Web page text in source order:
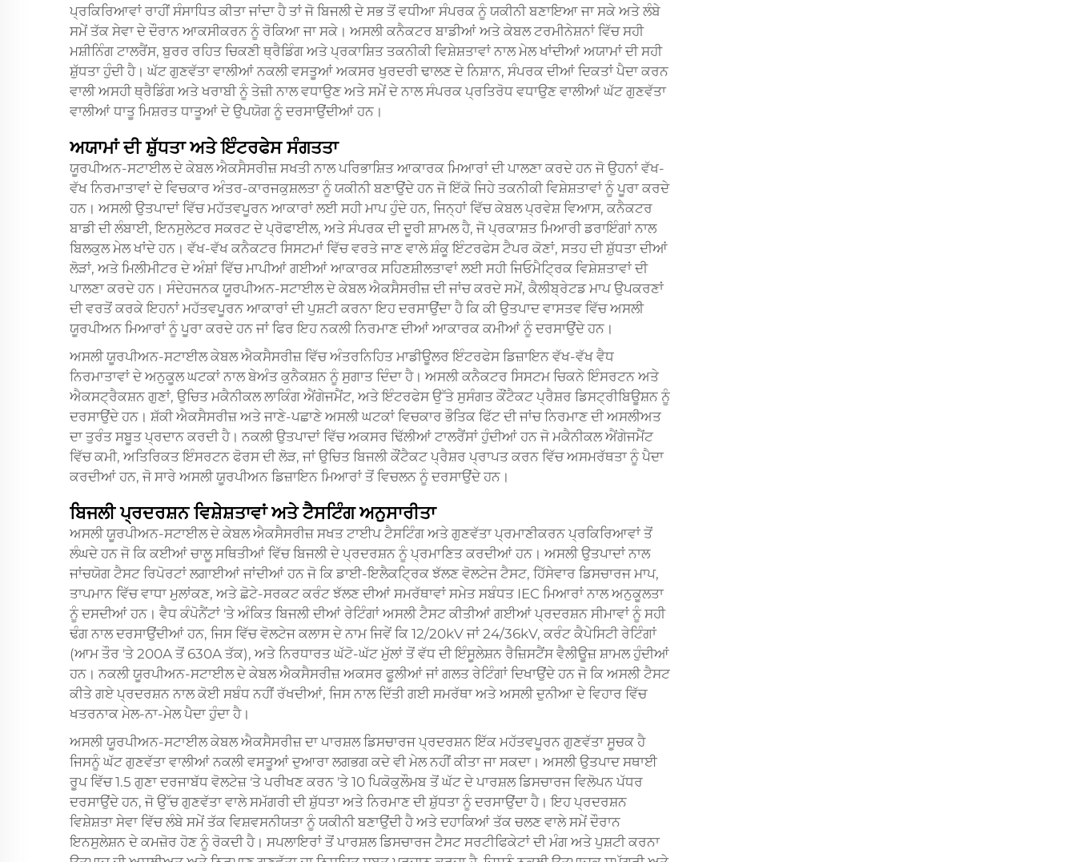
ਪ੍ਰਕਿਰਿਆਵਾਂ ਰਾਹੀਂ ਸੰਸਾਧਿਤ ਕੀਤਾ ਜਾਂਦਾ ਹੈ ਤਾਂ ਜੋ ਬਿਜਲੀ ਦੇ ਸਭ ਤੋਂ ਵਧੀਆ ਸੰਪਰਕ ਨੂੰ ਯਕੀਨੀ ਬਣਾਇਆ ਜਾ ਸਕੇ ਅਤੇ ਲੰਬੇ
ਸਮੇਂ ਤੱਕ ਸੇਵਾ ਦੇ ਦੌਰਾਨ ਆਕਸੀਕਰਨ ਨੂੰ ਰੋਕਿਆ ਜਾ ਸਕੇ। ਅਸਲੀ ਕਨੈਕਟਰ ਬਾਡੀਆਂ ਅਤੇ ਕੇਬਲ ਟਰਮੀਨੇਸ਼ਨਾਂ ਵਿੱਚ ਸਹੀ
ਮਸ਼ੀਨਿੰਗ ਟਾਲਰੈਂਸ, ਬੁਰਰ ਰਹਿਤ ਚਿਕਣੀ ਥ੍ਰੈਡਿੰਗ ਅਤੇ ਪ੍ਰਕਾਸ਼ਿਤ ਤਕਨੀਕੀ ਵਿਸ਼ੇਸ਼ਤਾਵਾਂ ਨਾਲ ਮੇਲ ਖਾਂਦੀਆਂ ਅਯਾਮਾਂ ਦੀ ਸਹੀ
ਸ਼ੁੱਧਤਾ ਹੁੰਦੀ ਹੈ। ਘੱਟ ਗੁਣਵੱਤਾ ਵਾਲੀਆਂ ਨਕਲੀ ਵਸਤੂਆਂ ਅਕਸਰ ਖੁਰਦਰੀ ਢਾਲਣ ਦੇ ਨਿਸ਼ਾਨ, ਸੰਪਰਕ ਦੀਆਂ ਦਿਕਤਾਂ ਪੈਦਾ ਕਰਨ
ਵਾਲੀ ਅਸਹੀ ਥ੍ਰੈਡਿੰਗ ਅਤੇ ਖਰਾਬੀ ਨੂੰ ਤੇਜ਼ੀ ਨਾਲ ਵਧਾਉਣ ਅਤੇ ਸਮੇਂ ਦੇ ਨਾਲ ਸੰਪਰਕ ਪ੍ਰਤਿਰੋਧ ਵਧਾਉਣ ਵਾਲੀਆਂ ਘੱਟ ਗੁਣਵੱਤਾ
ਵਾਲੀਆਂ ਧਾਤੂ ਮਿਸ਼ਰਤ ਧਾਤੂਆਂ ਦੇ ਉਪਯੋਗ ਨੂੰ ਦਰਸਾਉਂਦੀਆਂ ਹਨ।
ਅਯਾਮਾਂ ਦੀ ਸ਼ੁੱਧਤਾ ਅਤੇ ਇੰਟਰਫੇਸ ਸੰਗਤਤਾ
ਯੂਰਪੀਅਨ-ਸਟਾਈਲ ਦੇ ਕੇਬਲ ਐਕਸੈਸਰੀਜ਼ ਸਖਤੀ ਨਾਲ ਪਰਿਭਾਸ਼ਿਤ ਆਕਾਰਕ ਮਿਆਰਾਂ ਦੀ ਪਾਲਣਾ ਕਰਦੇ ਹਨ ਜੋ ਉਹਨਾਂ ਵੱਖ-
ਵੱਖ ਨਿਰਮਾਤਾਵਾਂ ਦੇ ਵਿਚਕਾਰ ਅੰਤਰ-ਕਾਰਜਕੁਸ਼ਲਤਾ ਨੂੰ ਯਕੀਨੀ ਬਣਾਉਂਦੇ ਹਨ ਜੋ ਇੱਕੋ ਜਿਹੇ ਤਕਨੀਕੀ ਵਿਸ਼ੇਸ਼ਤਾਵਾਂ ਨੂੰ ਪੂਰਾ ਕਰਦੇ
ਹਨ। ਅਸਲੀ ਉਤਪਾਦਾਂ ਵਿੱਚ ਮਹੱਤਵਪੂਰਨ ਆਕਾਰਾਂ ਲਈ ਸਹੀ ਮਾਪ ਹੁੰਦੇ ਹਨ, ਜਿਨ੍ਹਾਂ ਵਿੱਚ ਕੇਬਲ ਪ੍ਰਵੇਸ਼ ਵਿਆਸ, ਕਨੈਕਟਰ
ਬਾਡੀ ਦੀ ਲੰਬਾਈ, ਇਨਸੁਲੇਟਰ ਸਕਰਟ ਦੇ ਪ੍ਰੋਫਾਈਲ, ਅਤੇ ਸੰਪਰਕ ਦੀ ਦੂਰੀ ਸ਼ਾਮਲ ਹੈ, ਜੋ ਪ੍ਰਕਾਸ਼ਤ ਮਿਆਰੀ ਡਰਾਇੰਗਾਂ ਨਾਲ
ਬਿਲਕੁਲ ਮੇਲ ਖਾਂਦੇ ਹਨ। ਵੱਖ-ਵੱਖ ਕਨੈਕਟਰ ਸਿਸਟਮਾਂ ਵਿੱਚ ਵਰਤੇ ਜਾਣ ਵਾਲੇ ਸ਼ੰਕੂ ਇੰਟਰਫੇਸ ਟੈਪਰ ਕੋਣਾਂ, ਸਤਹ ਦੀ ਸ਼ੁੱਧਤਾ ਦੀਆਂ
ਲੋੜਾਂ, ਅਤੇ ਮਿਲੀਮੀਟਰ ਦੇ ਅੰਸ਼ਾਂ ਵਿੱਚ ਮਾਪੀਆਂ ਗਈਆਂ ਆਕਾਰਕ ਸਹਿਣਸ਼ੀਲਤਾਵਾਂ ਲਈ ਸਹੀ ਜਿਓਮੈਟ੍ਰਿਕ ਵਿਸ਼ੇਸ਼ਤਾਵਾਂ ਦੀ
ਪਾਲਣਾ ਕਰਦੇ ਹਨ। ਸੰਦੇਹਜਨਕ ਯੂਰਪੀਅਨ-ਸਟਾਈਲ ਦੇ ਕੇਬਲ ਐਕਸੈਸਰੀਜ਼ ਦੀ ਜਾਂਚ ਕਰਦੇ ਸਮੇਂ, ਕੈਲੀਬ੍ਰੇਟਡ ਮਾਪ ਉਪਕਰਣਾਂ
ਦੀ ਵਰਤੋਂ ਕਰਕੇ ਇਹਨਾਂ ਮਹੱਤਵਪੂਰਨ ਆਕਾਰਾਂ ਦੀ ਪੁਸ਼ਟੀ ਕਰਨਾ ਇਹ ਦਰਸਾਉਂਦਾ ਹੈ ਕਿ ਕੀ ਉਤਪਾਦ ਵਾਸਤਵ ਵਿੱਚ ਅਸਲੀ
ਯੂਰਪੀਅਨ ਮਿਆਰਾਂ ਨੂੰ ਪੂਰਾ ਕਰਦੇ ਹਨ ਜਾਂ ਫਿਰ ਇਹ ਨਕਲੀ ਨਿਰਮਾਣ ਦੀਆਂ ਆਕਾਰਕ ਕਮੀਆਂ ਨੂੰ ਦਰਸਾਉਂਦੇ ਹਨ।
ਅਸਲੀ ਯੂਰਪੀਅਨ-ਸਟਾਈਲ ਕੇਬਲ ਐਕਸੈਸਰੀਜ਼ ਵਿੱਚ ਅੰਤਰਨਿਹਿਤ ਮਾਡੀਊਲਰ ਇੰਟਰਫੇਸ ਡਿਜ਼ਾਇਨ ਵੱਖ-ਵੱਖ ਵੈਧ
ਨਿਰਮਾਤਾਵਾਂ ਦੇ ਅਨੁਕੂਲ ਘਟਕਾਂ ਨਾਲ ਬੇਅੰਤ ਕੁਨੈਕਸ਼ਨ ਨੂੰ ਸੁਗਾਤ ਦਿੰਦਾ ਹੈ। ਅਸਲੀ ਕਨੈਕਟਰ ਸਿਸਟਮ ਚਿਕਨੇ ਇੰਸਰਟਨ ਅਤੇ
ਐਕਸਟ੍ਰੈਕਸ਼ਨ ਗੁਣਾਂ, ਉਚਿਤ ਮਕੈਨੀਕਲ ਲਾਕਿੰਗ ਐਂਗੇਜਮੈਂਟ, ਅਤੇ ਇੰਟਰਫੇਸ ਉੱਤੇ ਸੁਸੰਗਤ ਕੌਂਟੈਕਟ ਪ੍ਰੈਸ਼ਰ ਡਿਸਟ੍ਰੀਬਿਊਸ਼ਨ ਨੂੰ
ਦਰਸਾਉਂਦੇ ਹਨ। ਸ਼ੱਕੀ ਐਕਸੈਸਰੀਜ਼ ਅਤੇ ਜਾਣੇ-ਪਛਾਣੇ ਅਸਲੀ ਘਟਕਾਂ ਵਿਚਕਾਰ ਭੌਤਿਕ ਫਿੱਟ ਦੀ ਜਾਂਚ ਨਿਰਮਾਣ ਦੀ ਅਸਲੀਅਤ
ਦਾ ਤੁਰੰਤ ਸਬੂਤ ਪ੍ਰਦਾਨ ਕਰਦੀ ਹੈ। ਨਕਲੀ ਉਤਪਾਦਾਂ ਵਿੱਚ ਅਕਸਰ ਢਿੱਲੀਆਂ ਟਾਲਰੈਂਸਾਂ ਹੁੰਦੀਆਂ ਹਨ ਜੋ ਮਕੈਨੀਕਲ ਐਂਗੇਜਮੈਂਟ
ਵਿੱਚ ਕਮੀ, ਅਤਿਰਿਕਤ ਇੰਸਰਟਨ ਫੋਰਸ ਦੀ ਲੋੜ, ਜਾਂ ਉਚਿਤ ਬਿਜਲੀ ਕੌਂਟੈਕਟ ਪ੍ਰੈਸ਼ਰ ਪ੍ਰਾਪਤ ਕਰਨ ਵਿੱਚ ਅਸਮਰੱਥਤਾ ਨੂੰ ਪੈਦਾ
ਕਰਦੀਆਂ ਹਨ, ਜੋ ਸਾਰੇ ਅਸਲੀ ਯੂਰਪੀਅਨ ਡਿਜ਼ਾਇਨ ਮਿਆਰਾਂ ਤੋਂ ਵਿਚਲਨ ਨੂੰ ਦਰਸਾਉਂਦੇ ਹਨ।
ਬਿਜਲੀ ਪ੍ਰਦਰਸ਼ਨ ਵਿਸ਼ੇਸ਼ਤਾਵਾਂ ਅਤੇ ਟੈਸਟਿੰਗ ਅਨੁਸਾਰੀਤਾ
ਅਸਲੀ ਯੂਰਪੀਅਨ-ਸਟਾਈਲ ਦੇ ਕੇਬਲ ਐਕਸੈਸਰੀਜ਼ ਸਖਤ ਟਾਈਪ ਟੈਸਟਿੰਗ ਅਤੇ ਗੁਣਵੱਤਾ ਪ੍ਰਮਾਣੀਕਰਨ ਪ੍ਰਕਿਰਿਆਵਾਂ ਤੋਂ
ਲੰਘਦੇ ਹਨ ਜੋ ਕਿ ਕਈਆਂ ਚਾਲੂ ਸਥਿਤੀਆਂ ਵਿੱਚ ਬਿਜਲੀ ਦੇ ਪ੍ਰਦਰਸ਼ਨ ਨੂੰ ਪ੍ਰਮਾਣਿਤ ਕਰਦੀਆਂ ਹਨ। ਅਸਲੀ ਉਤਪਾਦਾਂ ਨਾਲ
ਜਾਂਚਯੋਗ ਟੈਸਟ ਰਿਪੋਰਟਾਂ ਲਗਾਈਆਂ ਜਾਂਦੀਆਂ ਹਨ ਜੋ ਕਿ ਡਾਈ-ਇਲੈਕਟ੍ਰਿਕ ਝੱਲਣ ਵੋਲਟੇਜ ਟੈਸਟ, ਹਿੱਸੇਵਾਰ ਡਿਸਚਾਰਜ ਮਾਪ,
ਤਾਪਮਾਨ ਵਿੱਚ ਵਾਧਾ ਮੁਲਾਂਕਣ, ਅਤੇ ਛੋਟੇ-ਸਰਕਟ ਕਰੰਟ ਝੱਲਣ ਦੀਆਂ ਸਮਰੱਥਾਵਾਂ ਸਮੇਤ ਸਬੰਧਤ IEC ਮਿਆਰਾਂ ਨਾਲ ਅਨੁਕੂਲਤਾ
ਨੂੰ ਦਸਦੀਆਂ ਹਨ। ਵੈਧ ਕੰਪੋਨੈਂਟਾਂ 'ਤੇ ਅੰਕਿਤ ਬਿਜਲੀ ਦੀਆਂ ਰੇਟਿੰਗਾਂ ਅਸਲੀ ਟੈਸਟ ਕੀਤੀਆਂ ਗਈਆਂ ਪ੍ਰਦਰਸ਼ਨ ਸੀਮਾਵਾਂ ਨੂੰ ਸਹੀ
ਢੰਗ ਨਾਲ ਦਰਸਾਉਂਦੀਆਂ ਹਨ, ਜਿਸ ਵਿੱਚ ਵੋਲਟੇਜ ਕਲਾਸ ਦੇ ਨਾਮ ਜਿਵੇਂ ਕਿ 12/20kV ਜਾਂ 24/36kV, ਕਰੰਟ ਕੈਪੇਸਿਟੀ ਰੇਟਿੰਗਾਂ
(ਆਮ ਤੌਰ 'ਤੇ 200A ਤੋਂ 630A ਤੱਕ), ਅਤੇ ਨਿਰਧਾਰਤ ਘੱਟੋ-ਘੱਟ ਮੁੱਲਾਂ ਤੋਂ ਵੱਧ ਦੀ ਇੰਸੂਲੇਸ਼ਨ ਰੈਜ਼ਿਸਟੈਂਸ ਵੈਲੀਊਜ਼ ਸ਼ਾਮਲ ਹੁੰਦੀਆਂ
ਹਨ। ਨਕਲੀ ਯੂਰਪੀਅਨ-ਸਟਾਈਲ ਦੇ ਕੇਬਲ ਐਕਸੈਸਰੀਜ਼ ਅਕਸਰ ਫੂਲੀਆਂ ਜਾਂ ਗਲਤ ਰੇਟਿੰਗਾਂ ਦਿਖਾਉਂਦੇ ਹਨ ਜੋ ਕਿ ਅਸਲੀ ਟੈਸਟ
ਕੀਤੇ ਗਏ ਪ੍ਰਦਰਸ਼ਨ ਨਾਲ ਕੋਈ ਸਬੰਧ ਨਹੀਂ ਰੱਖਦੀਆਂ, ਜਿਸ ਨਾਲ ਦਿੱਤੀ ਗਈ ਸਮਰੱਥਾ ਅਤੇ ਅਸਲੀ ਦੁਨੀਆ ਦੇ ਵਿਹਾਰ ਵਿੱਚ
ਖਤਰਨਾਕ ਮੇਲ-ਨਾ-ਮੇਲ ਪੈਦਾ ਹੁੰਦਾ ਹੈ।
ਅਸਲੀ ਯੂਰਪੀਅਨ-ਸਟਾਈਲ ਕੇਬਲ ਐਕਸੈਸਰੀਜ਼ ਦਾ ਪਾਰਸ਼ਲ ਡਿਸਚਾਰਜ ਪ੍ਰਦਰਸ਼ਨ ਇੱਕ ਮਹੱਤਵਪੂਰਨ ਗੁਣਵੱਤਾ ਸੂਚਕ ਹੈ
ਜਿਸਨੂੰ ਘੱਟ ਗੁਣਵੱਤਾ ਵਾਲੀਆਂ ਨਕਲੀ ਵਸਤੂਆਂ ਦੁਆਰਾ ਲਗਭਗ ਕਦੇ ਵੀ ਮੇਲ ਨਹੀਂ ਕੀਤਾ ਜਾ ਸਕਦਾ। ਅਸਲੀ ਉਤਪਾਦ ਸਥਾਈ
ਰੂਪ ਵਿੱਚ 1.5 ਗੁਣਾ ਦਰਜਾਬੱਧ ਵੋਲਟੇਜ਼ 'ਤੇ ਪਰੀਖਣ ਕਰਨ 'ਤੇ 10 ਪਿਕੋਕੁਲੌਮਬ ਤੋਂ ਘੱਟ ਦੇ ਪਾਰਸ਼ਲ ਡਿਸਚਾਰਜ ਵਿਲੋਪਨ ਪੱਧਰ
ਦਰਸਾਉਂਦੇ ਹਨ, ਜੋ ਉੱਚ ਗੁਣਵੱਤਾ ਵਾਲੇ ਸਮੱਗਰੀ ਦੀ ਸ਼ੁੱਧਤਾ ਅਤੇ ਨਿਰਮਾਣ ਦੀ ਸ਼ੁੱਧਤਾ ਨੂੰ ਦਰਸਾਉਂਦਾ ਹੈ। ਇਹ ਪ੍ਰਦਰਸ਼ਨ
ਵਿਸ਼ੇਸ਼ਤਾ ਸੇਵਾ ਵਿੱਚ ਲੰਬੇ ਸਮੇਂ ਤੱਕ ਵਿਸ਼ਵਸਨੀਯਤਾ ਨੂੰ ਯਕੀਨੀ ਬਣਾਉਂਦੀ ਹੈ ਅਤੇ ਦਹਾਕਿਆਂ ਤੱਕ ਚਲਣ ਵਾਲੇ ਸਮੇਂ ਦੌਰਾਨ
ਇਨਸੁਲੇਸ਼ਨ ਦੇ ਕਮਜ਼ੋਰ ਹੋਣ ਨੂੰ ਰੋਕਦੀ ਹੈ। ਸਪਲਾਇਰਾਂ ਤੋਂ ਪਾਰਸ਼ਲ ਡਿਸਚਾਰਜ ਟੈਸਟ ਸਰਟੀਫਿਕੇਟਾਂ ਦੀ ਮੰਗ ਅਤੇ ਪੁਸ਼ਟੀ ਕਰਨਾ